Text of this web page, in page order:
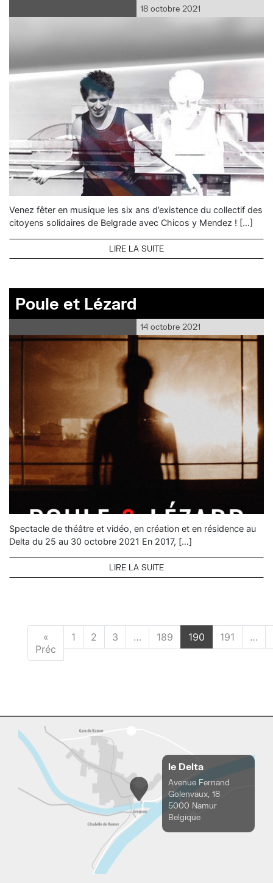
18 octobre 2021
Venez fêter en musique les six ans d’existence du collectif des
citoyens solidaires de Belgrade avec Chicos y Mendez ! […]
LIRE LA SUITE
Poule et Lézard
14 octobre 2021
Spectacle de théâtre et vidéo, en création et en résidence au
Delta du 25 au 30 octobre 2021 En 2017, […]
LIRE LA SUITE
«
Préc
1 2 3 … 189 190 191 …
le Delta
Avenue Fernand
Golenvaux, 18
5000 Namur
Belgique